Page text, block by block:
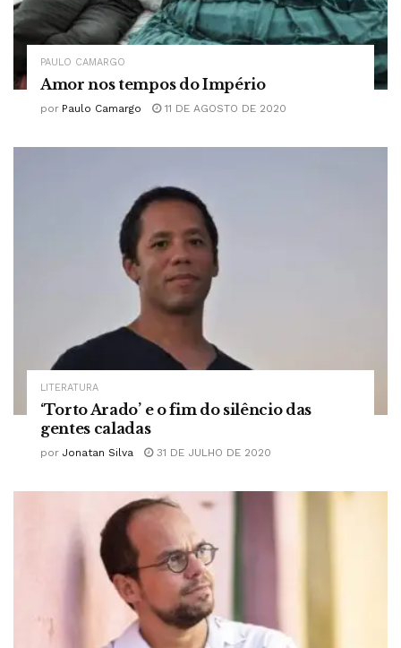
PAULO CAMARGO
Amor nos tempos do Império
por Paulo Camargo 11 DE AGOSTO DE 2020
LITERATURA
‘Torto Arado’ e o fim do silêncio das
gentes caladas
por Jonatan Silva 31 DE JULHO DE 2020